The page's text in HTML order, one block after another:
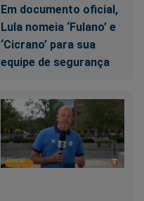
Em documento oficial,
Lula nomeia ‘Fulano’ e
‘Cicrano’ para sua
equipe de segurança